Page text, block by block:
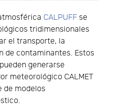
CALPUFF se
tridimensionales
el transporte, la
de contaminantes. Estos
generarse
meteorológico CALMET
de modelos